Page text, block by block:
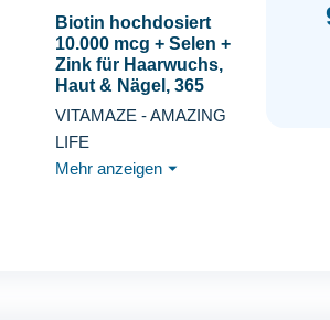
Biotin hochdosiert
10.000 mcg + Selen +
Zink für Haarwuchs,
Haut & Nägel, 365
vegane Tabletten für 1
Jahr,
Nahrungsergänzung
ohne Zusatzstoffe,
VITAMAZE - AMAZING
LIFE
Mehr anzeigen ⏷